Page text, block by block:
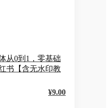
从0到1，零基础
书【含无水印教
¥9.00